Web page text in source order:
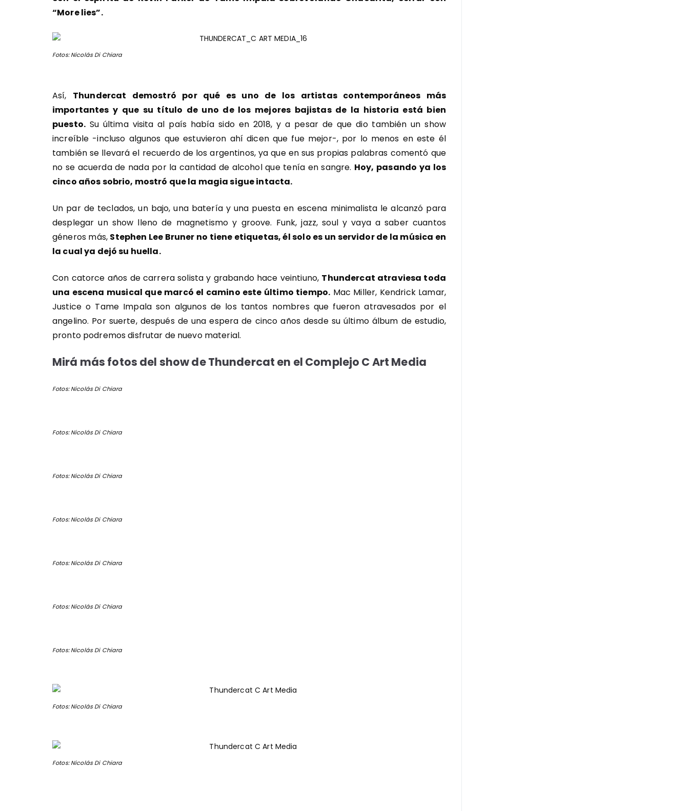
“More lies”.
Fotos: Nicolás Di Chiara
Así, Thundercat demostró por qué es uno de los artistas contemporáneos más
importantes y que su título de uno de los mejores bajistas de la historia está bien
puesto.Su última visita al país había sido en 2018, y a pesar de que dio también un show
increíble -incluso algunos que estuvieron ahí dicen que fue mejor-, por lo menos en este él
también se llevará el recuerdo de los argentinos, ya que en sus propias palabras comentó que
no se acuerda de nada por la cantidad de alcohol que tenía en sangre. Hoy, pasando ya los
cinco años sobrio, mostró que la magia sigue intacta.
Un par de teclados, un bajo, una batería y una puesta en escena minimalista le alcanzó para
desplegar un show lleno de magnetismo y groove. Funk, jazz, soul y vaya a saber cuantos
géneros más, Stephen Lee Bruner no tiene etiquetas, él solo es un servidor de la música en
la cual ya dejó su huella.
Con catorce años de carrera solista y grabando hace veintiuno, Thundercat atraviesa toda
una escena musical que marcó el camino este último tiempo. Mac Miller, Kendrick Lamar,
Justice o Tame Impala son algunos de los tantos nombres que fueron atravesados por el
angelino. Por suerte, después de una espera de cinco años desde su último álbum de estudio,
pronto podremos disfrutar de nuevo material.
Mirá más fotos del show de Thundercat en el Complejo C Art Media
Fotos: Nicolás Di Chiara
Fotos: Nicolás Di Chiara
Fotos: Nicolás Di Chiara
Fotos: Nicolás Di Chiara
Fotos: Nicolás Di Chiara
Fotos: Nicolás Di Chiara
Fotos: Nicolás Di Chiara
Fotos: Nicolás Di Chiara
Fotos: Nicolás Di Chiara